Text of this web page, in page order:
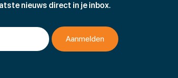
nieuws direct in je inbox.